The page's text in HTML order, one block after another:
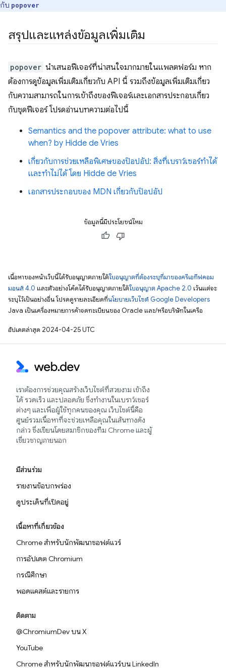
กับ popover
สรุปและแหล่งข้อมูลเพิ่มเติม
popover นำเสนอฟีเจอร์ที่น่าสนใจมากมายในแพลตฟอร์ม หาก
ต้องการดูข้อมูลเพิ่มเติมเกี่ยวกับ API นี้ รวมถึงข้อมูลเพิ่มเติมเกี่ยว
กับความสามารถในการเข้าถึงของฟีเจอร์และเอกสารประกอบเกี่ยว
กับชุดฟีเจอร์ โปรดอ่านบทความต่อไปนี้
Semantics and the popover attribute: what to use
when? by Hidde de Vries
เกี่ยวกับการช่วยเหลือพิเศษของป๊อปอัป: สิ่งที่เบราว์เซอร์ทำได้
และทำไม่ได้ โดย Hidde de Vries
เอกสารประกอบของ MDN เกี่ยวกับป๊อปอัป
ข้อมูลนี้มีประโยชน์ไหม
เนื้อหาของหน้าเว็บนี้ได้รับอนุญาตภายใต้ใบอนุญาตที่ต้องระบุที่มาของครีเอทีฟคอม
มอนส์ 4.0 และตัวอย่างโค้ดได้รับอนุญาตภายใต้ใบอนุญาต Apache 2.0 เว้นแต่จะ
ระบุไว้เป็นอย่างอื่น โปรดดูรายละเอียดที่นโยบายเว็บไซต์ Google Developers
Java เป็นเครื่องหมายการค้าจดทะเบียนของ Oracle และ/หรือบริษัทในเครือ
อัปเดตล่าสุด 2024-04-25 UTC
เราต้องการช่วยคุณสร้างเว็บไซต์ที่สวยงาม เข้าถึง
ได้ รวดเร็ว และปลอดภัย ซึ่งทำงานในเบราว์เซอร์
ต่างๆ และเพื่อผู้ใช้ทุกคนของคุณ เว็บไซต์นี้คือ
ศูนย์รวมเนื้อหาที่จะช่วยเหลือคุณในเส้นทางดัง
กล่าว ซึ่งเขียนโดยสมาชิกของทีม Chrome และผู้
เชี่ยวชาญภายนอก
มีส่วนร่วม
รายงานข้อบกพร่อง
ดูประเด็นที่เปิดอยู่
เนื้อหาที่เกี่ยวข้อง
Chrome สำหรับนักพัฒนาซอฟต์แวร์
การอัปเดต Chromium
กรณีศึกษา
พอดแคสต์และรายการ
ติดตาม
@ChromiumDev บน X
YouTube
Chrome สำหรับนักพัฒนาซอฟต์แวร์บน LinkedIn